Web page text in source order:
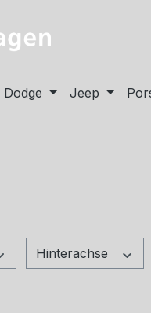
Dodge Jeep
Hinterachse